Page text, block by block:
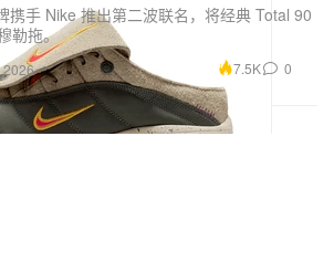
携手 Nike 推出第二波联名，将经典 Total 90
勒拖。
2026 7.5K 0